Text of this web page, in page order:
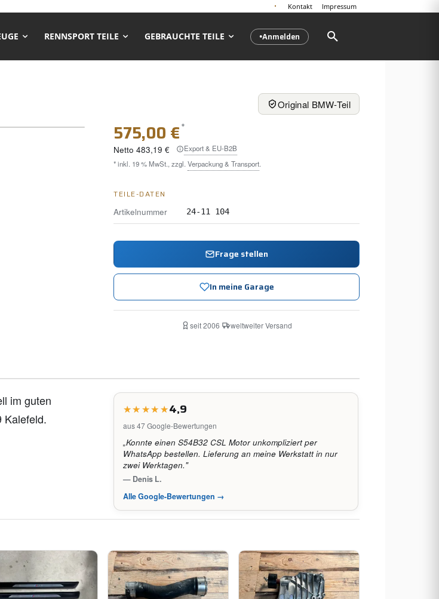
Kontakt Impressum
●Anmelden
RENNSPORT TEILE GEBRAUCHTE TEILE
Original BMW-Teil
❯ 575,00 €*
Netto 483,19 €
Export & EU-B2B
* inkl. 19 % MwSt., zzgl. Verpackung & Transport.
TEILE-DATEN
Artikelnummer
24-11 104
Frage stellen
In meine Garage
seit 2006· weltweiter Versand
4,9
aus 47 Google-Bewertungen
„Konnte einen S54B32 CSL Motor unkompliziert per
WhatsApp bestellen. Lieferung an meine Werkstatt in nur
zwei Werktagen."
— Denis L.
Alle Google-Bewertungen →
im guten
Kalefeld.